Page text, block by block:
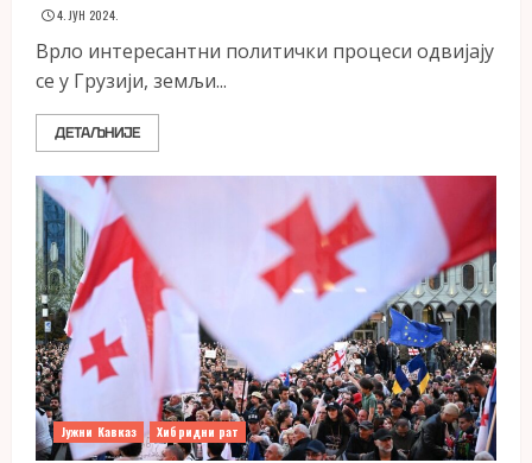
4. ЈУН 2024.
Врло интересантни политички процеси одвијају
се у Грузији, земљи...
ДЕТАЉНИЈЕ
Јужни Кавказ Хибридни рат